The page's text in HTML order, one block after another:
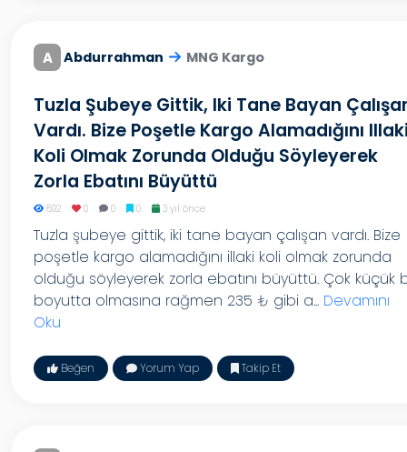
A Abdurrahman MNG Kargo
Tuzla Şubeye Gittik, Iki Tane Bayan
Vardı. Bize Poşetle Kargo Alamadığını
Koli Olmak Zorunda Olduğu Söyleyerek
Zorla Ebatını Büyüttü
892 0 0 0 3 yıl önce
Tuzla şubeye gittik, iki tane bayan çalışan vardı. Bize
poşetle kargo alamadığını illaki koli olmak zorunda
olduğu söyleyerek zorla ebatını büyüttü. Çok küçük
boyutta olmasına rağmen 235 ₺ gibi a... Devamını
Oku
Beğen Yorum Yap Takip Et